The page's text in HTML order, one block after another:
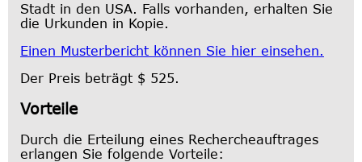
Stadt in den USA. Falls vorhanden, erhalten Sie
die Urkunden in Kopie.
Einen Musterbericht können Sie hier einsehen.
Der Preis beträgt $ 525.
Vorteile
Durch die Erteilung eines Rechercheauftrages
erlangen Sie folgende Vorteile: